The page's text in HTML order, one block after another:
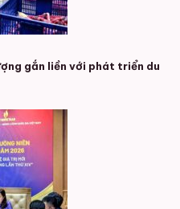
gắn liền với phát triển du